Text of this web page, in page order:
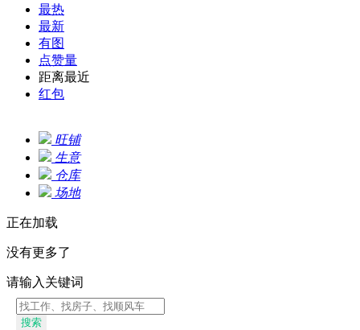
最热
最新
有图
点赞量
距离最近
红包
旺铺
生意
仓库
场地
正在加载
没有更多了
请输入关键词
搜索